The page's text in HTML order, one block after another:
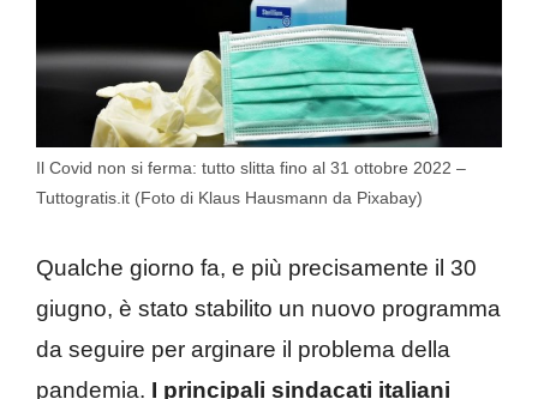
Il Covid non si ferma: tutto slitta fino al 31 ottobre 2022 –
Tuttogratis.it (Foto di Klaus Hausmann da Pixabay)
Qualche giorno fa, e più precisamente il 30
giugno, è stato stabilito un nuovo programma
da seguire per arginare il problema della
pandemia. I principali sindacati italiani